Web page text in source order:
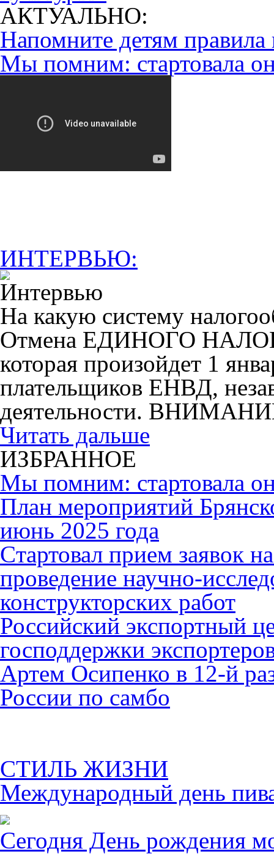
АКТУАЛЬНО:
Напомните детям правила
Мы помним: стартовала
ИНТЕРВЬЮ:
На какую систему
Отмена ЕДИНОГО
которая произойдет 1
плательщиков ЕНВД,
деятельности.
Читать дальше
ИЗБРАННОЕ
Мы помним: стартовала
План мероприятий
июнь 2025 года
Cтартовал прием заявок
проведение научно-
конструкторских работ
Российский экспортный
господдержки
Артем Осипенко в 12-й
России по самбо
СТИЛЬ ЖИЗНИ
Международный день
Сегодня День рождения